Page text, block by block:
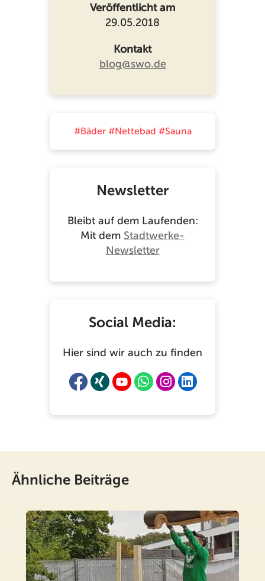
Veröffentlicht am
29.05.2018
Kontakt
blog@swo.de
#Bäder #Nettebad #Sauna
Newsletter
Bleibt auf dem Laufenden:
Mit dem Stadtwerke-
Newsletter
Social Media:
Hier sind wir auch zu finden
Ähnliche Beiträge